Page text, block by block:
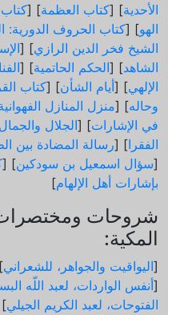
الأحدية] [كتاب العظمة] [كتاب
الهو] [كتاب الحروف الدورية:
الشيخ فخر الدين الرازي] [
الشاهد] [الحكم الحاتمية] [
الإلهي] [أيام الشأن] [كتاب
وحاله] [منزل المنازل
في الإشارات] [الجلال والجمال
الفقرا] [رسالة المضادة بين
[سؤال اسمعيل بن سودكين] [
بإشارات أهل الإلهام]
شروحات ومختصرات
المكية:
[اليواقيت والجواهر، للشعراني
[أنفس الواردات، لعبد اللّه
الفتوحات، لعبد الكريم الجيلي